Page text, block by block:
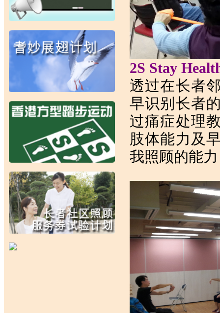
2S Stay
透过在长者
早识别长者
过痛症处理
肢体能力及
我照顾的能